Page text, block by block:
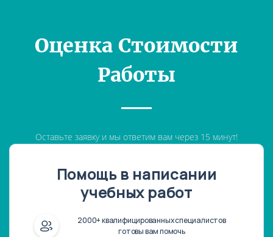
Оценка Стоимости
Работы
Оставьте заявку и мы ответим вам через 15 минут!
Помощь в написании
учебных работ
2000+ квалифицированных специалистов
готовы вам помочь